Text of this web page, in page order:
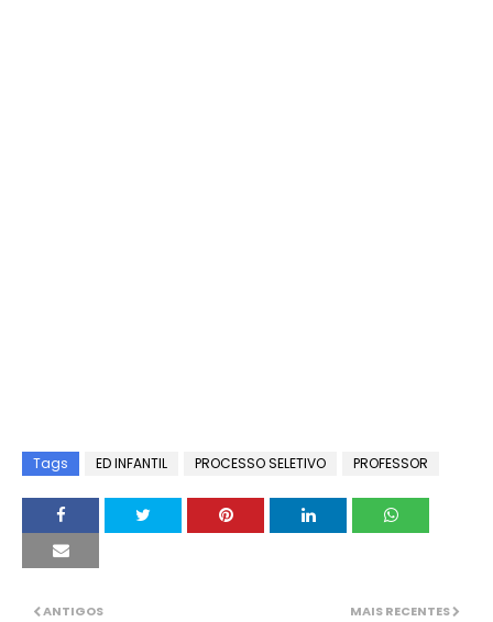
Tags ED INFANTIL PROCESSO SELETIVO PROFESSOR
MAIS RECENTES
ANTIGOS